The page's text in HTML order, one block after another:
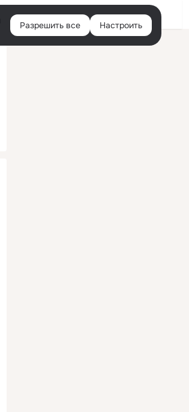
Войти
Разрешить все Настроить